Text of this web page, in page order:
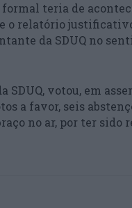
teria de
o relatório
da SDUQ no
votou, em
a favor, seis
no ar, por ter sido